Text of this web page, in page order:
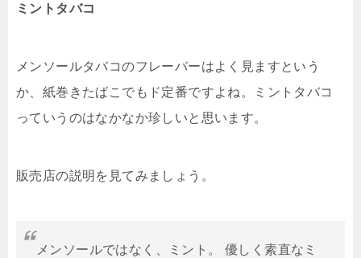
ミントタバコ
メンソールタバコのフレーバーはよく見ますという
か、紙巻きたばこでもド定番ですよね。ミントタバコ
っていうのはなかなか珍しいと思います。
販売店の説明を見てみましょう。
メンソールではなく、ミント。 優しく素直なミ